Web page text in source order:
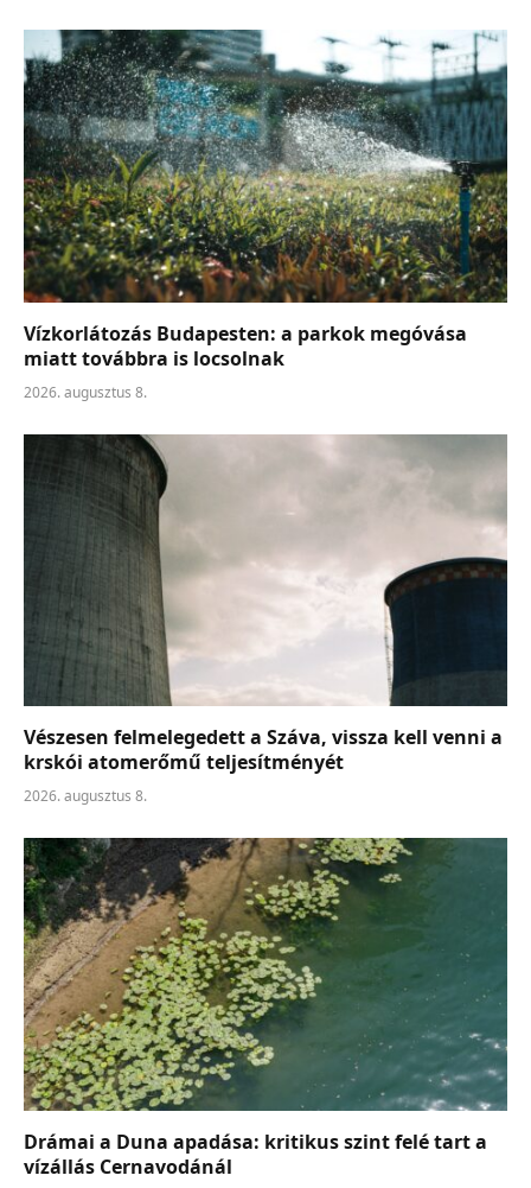
Vízkorlátozás Budapesten: a parkok megóvása
miatt továbbra is locsolnak
2026. augusztus 8.
Vészesen felmelegedett a Száva, vissza kell venni a
krskói atomerőmű teljesítményét
2026. augusztus 8.
Drámai a Duna apadása: kritikus szint felé tart a
vízállás Cernavodánál